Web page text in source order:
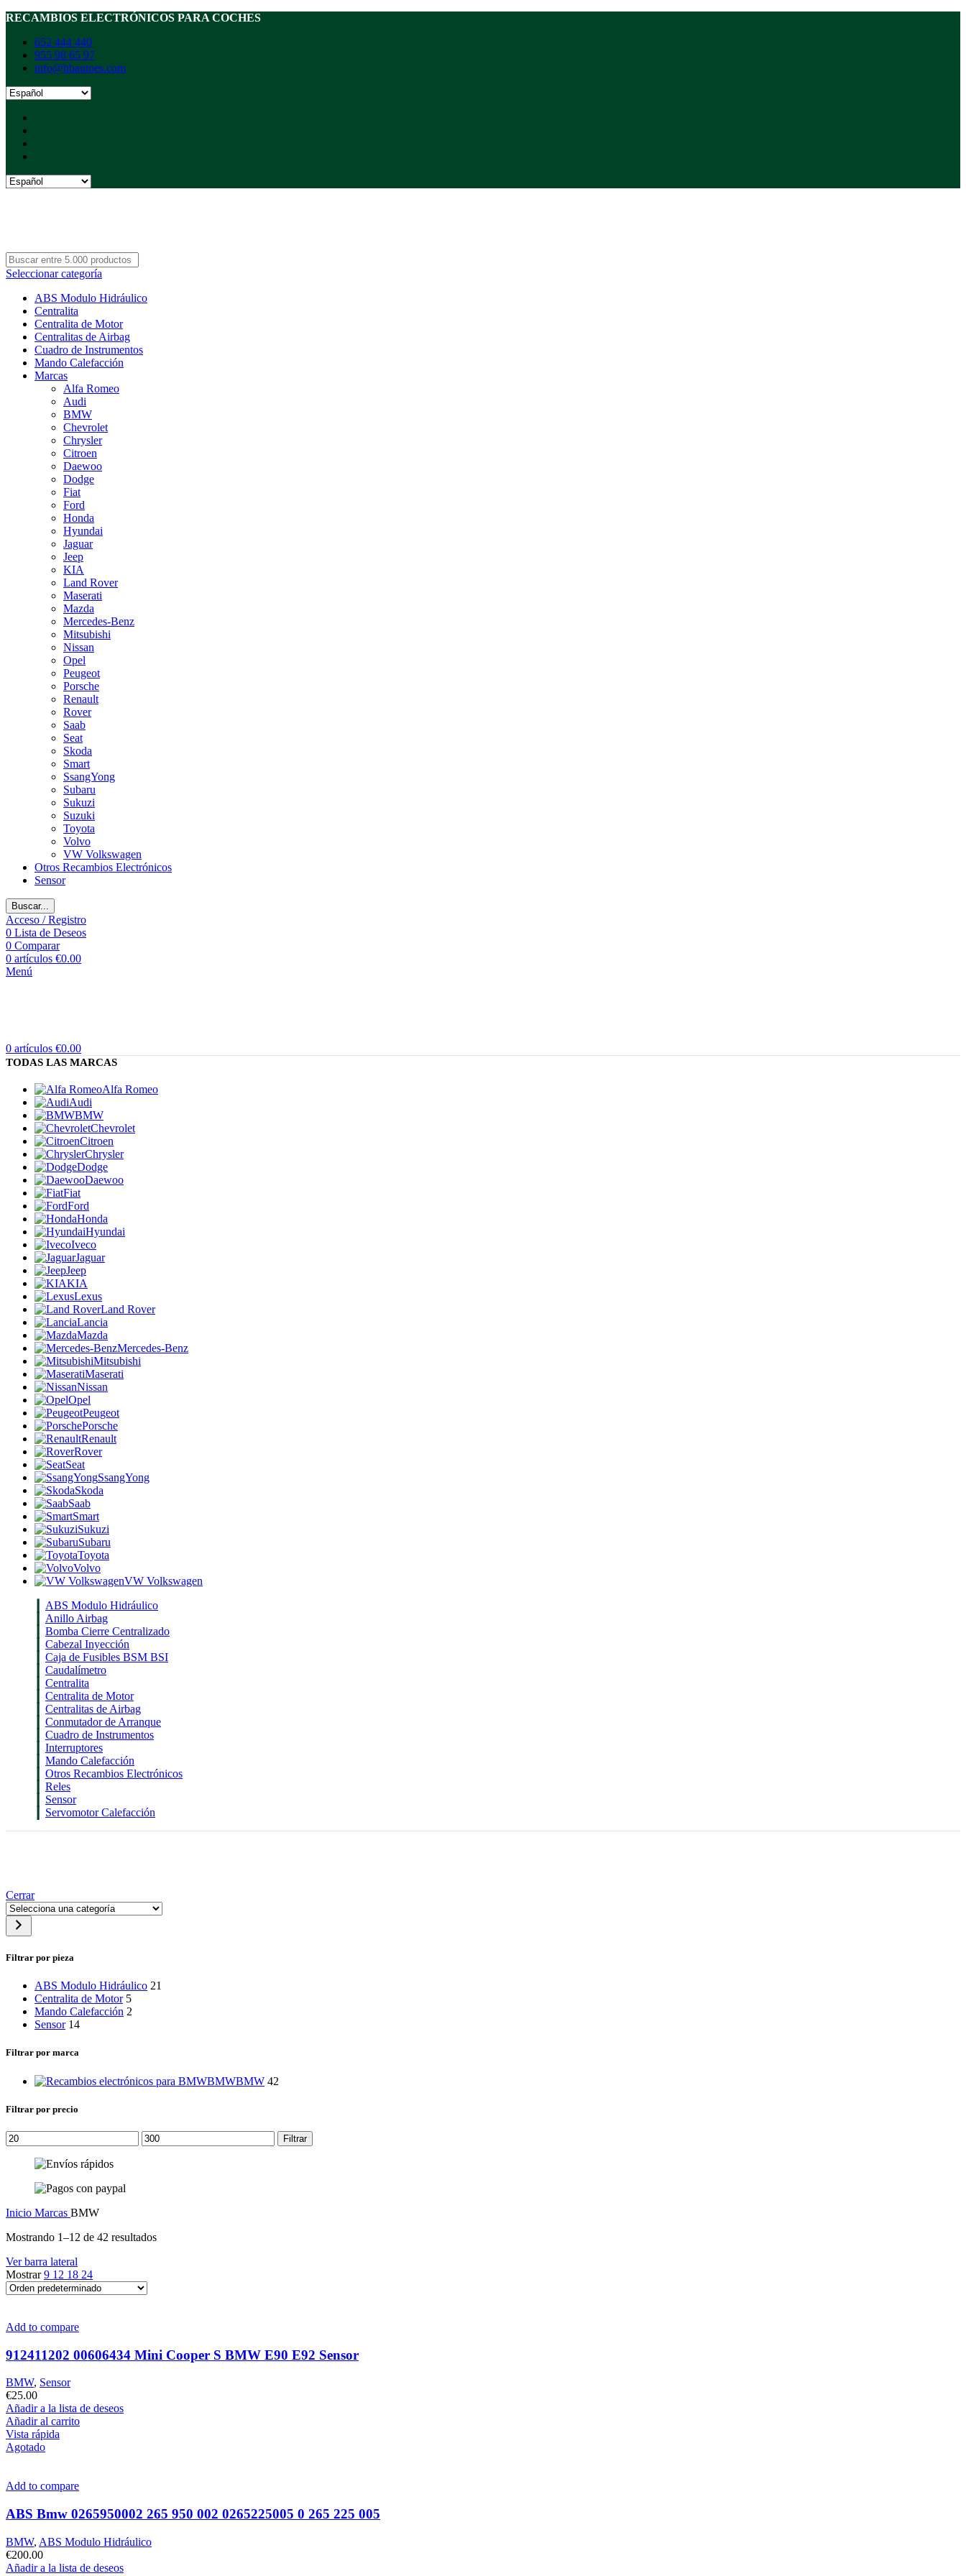
RECAMBIOS ELECTRÓNICOS PARA COCHES
652 444 440
955 98 65 97
info@hbautoes.com
Seleccionar categoría
ABS Modulo Hidráulico
Centralita
Centralita de Motor
Centralitas de Airbag
Cuadro de Instrumentos
Mando Calefacción
Marcas
Alfa Romeo
Audi
BMW
Chevrolet
Chrysler
Citroen
Daewoo
Dodge
Fiat
Ford
Honda
Hyundai
Jaguar
Jeep
KIA
Land Rover
Maserati
Mazda
Mercedes-Benz
Mitsubishi
Nissan
Opel
Peugeot
Porsche
Renault
Rover
Saab
Seat
Skoda
Smart
SsangYong
Subaru
Sukuzi
Suzuki
Toyota
Volvo
VW Volkswagen
Otros Recambios Electrónicos
Sensor
Buscar...
Acceso / Registro
0 Lista de Deseos
0 Comparar
0 artículos €0.00
Menú
0 artículos €0.00
TODAS LAS MARCAS
Alfa Romeo
Audi
BMW
Chevrolet
Citroen
Chrysler
Dodge
Daewoo
Fiat
Ford
Honda
Hyundai
Iveco
Jaguar
Jeep
KIA
Lexus
Land Rover
Lancia
Mazda
Mercedes-Benz
Mitsubishi
Maserati
Nissan
Opel
Peugeot
Porsche
Renault
Rover
Seat
SsangYong
Skoda
Saab
Smart
Sukuzi
Subaru
Toyota
Volvo
VW Volkswagen
ABS Modulo Hidráulico
Anillo Airbag
Bomba Cierre Centralizado
Cabezal Inyección
Caja de Fusibles BSM BSI
Caudalímetro
Centralita
Centralita de Motor
Centralitas de Airbag
Conmutador de Arranque
Cuadro de Instrumentos
Interruptores
Mando Calefacción
Otros Recambios Electrónicos
Reles
Sensor
Servomotor Calefacción
Cerrar
Selecciona
una
categoría
Filtrar por pieza
ABS Modulo Hidráulico 21
Centralita de Motor 5
Mando Calefacción 2
Sensor 14
Filtrar por marca
BMWBMW 42
Filtrar por precio
Precio
mínimo
Precio
máximo
Filtrar
Inicio Marcas BMW
Mostrando 1–12 de 42 resultados
Ver barra lateral
Mostrar9 12 18 24
Add to compare
912411202 00606434 Mini Cooper S BMW E90 E92 Sensor
BMW, Sensor
€25.00
Añadir a la lista de deseos
Añadir al carrito
Vista rápida
Agotado
Add to compare
ABS Bmw 0265950002 265 950 002 0265225005 0 265 225 005
BMW, ABS Modulo Hidráulico
€200.00
Añadir a la lista de deseos